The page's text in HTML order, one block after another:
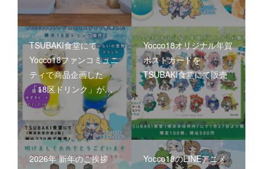
TSUBAKI食堂にて
Yocco18ファンコミュニ
ティで商品企画した
「18区ドリンク」が…
Yocco18オリジナル年賀
ポストカードを
TSUBAKI食堂にて販売
2026年 新年のご挨拶
Yocco18のLINEアニメ